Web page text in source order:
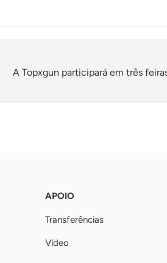
A Topxgun participará em três
APOIO
Transferências
Vídeo